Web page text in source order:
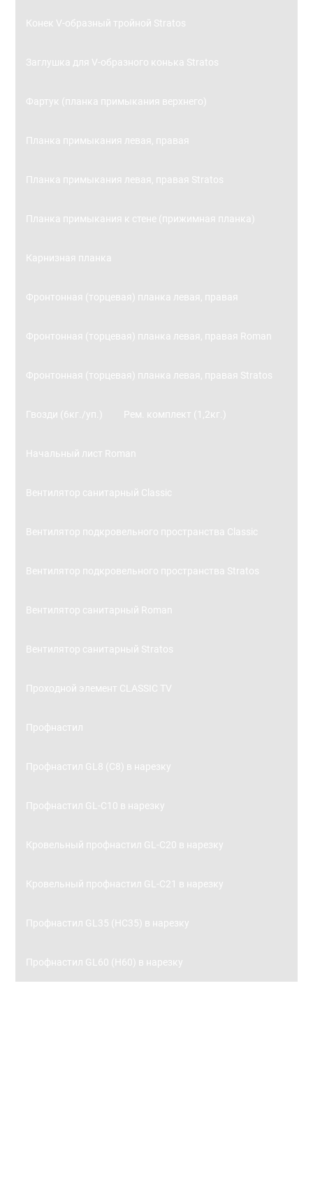
Конек V-образный тройной Stratos
Заглушка для V-образного конька Stratos
Фартук (планка примыкания верхнего)
Планка примыкания левая, правая
Планка примыкания левая, правая Stratos
Планка примыкания к стене (прижимная планка)
Карнизная планка
Фронтонная (торцевая) планка левая, правая
Фронтонная (торцевая) планка левая, правая Roman
Фронтонная (торцевая) планка левая, правая Stratos
Гвозди (6кг./уп.) Рем. комплект (1,2кг.)
Начальный лист Roman
Вентилятор санитарный Classic
Вентилятор подкровельного пространства Classic
Вентилятор подкровельного пространства Stratos
Вентилятор санитарный Roman
Вентилятор санитарный Stratos
Проходной элемент CLASSIC TV
Профнастил
Профнастил GL8 (С8) в нарезку
Профнастил GL-С10 в нарезку
Кровельный профнастил GL-С20 в нарезку
Кровельный профнастил GL-С21 в нарезку
Профнастил GL35 (НС35) в нарезку
Профнастил GL60 (Н60) в нарезку